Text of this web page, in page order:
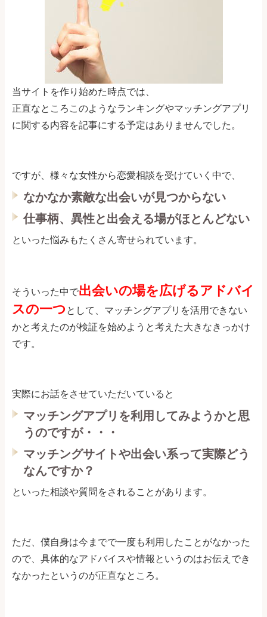
当サイトを作り始めた時点では、
正直なところこのようなランキングやマッチングアプリ
に関する内容を記事にする予定はありませんでした。
ですが、様々な女性から恋愛相談を受けていく中で、
なかなか素敵な出会いが見つからない
仕事柄、異性と出会える場がほとんどない
といった悩みもたくさん寄せられています。
そういった中で出会いの場を広げるアドバイ
スの一つ として、マッチングアプリを活用できない
かと考えたのが検証を始めようと考えた大きなきっかけ
です。
実際にお話をさせていただいていると
マッチングアプリを利用してみようかと思
うのですが・・・
マッチングサイトや出会い系って実際どう
なんですか？
といった相談や質問をされることがあります。
ただ、僕自身は今までで一度も利用したことがなかった
ので、具体的なアドバイスや情報というのはお伝えでき
なかったというのが正直なところ。